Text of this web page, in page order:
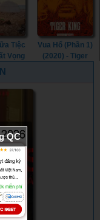
Tiệc
Vọng
Vua Hổ (Phần 1)
(2020) - Tiger
QC